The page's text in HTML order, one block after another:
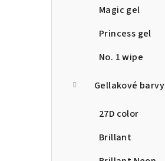
Magic gel
Princess gel
No. 1 wipe
Gellakové barvy
27D color
Brillant